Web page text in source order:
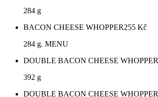
284 g
BACON CHEESE WHOPPER255 Kč
284 g. MENU
DOUBLE BACON CHEESE WHOPPER
392 g
DOUBLE BACON CHEESE WHOPPER